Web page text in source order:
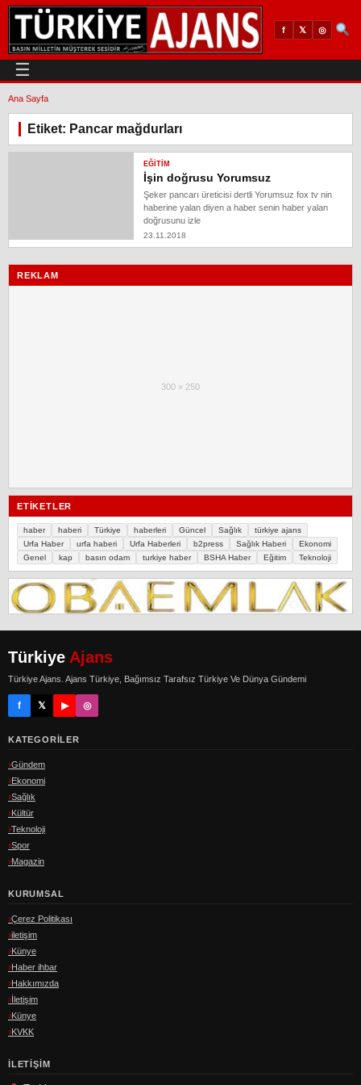
f 𝕏 ◎
☰
Ana Sayfa
Etiket: Pancar mağdurları
EĞITIM
İşin doğrusu Yorumsuz
Şeker pancarı üreticisi dertli Yorumsuz fox tv nin
haberine yalan diyen a haber senin haber yalan
doğrusunu izle
23.11.2018
REKLAM
300 × 250
ETIKETLER
haber haberi Türkiye haberleri Güncel Sağlık
türkiye ajans
Urfa Haber
urfa haberi Urfa Haberleri b2press Sağlık Haberi
Ekonomi
Genel
kap basın odam turkiye haber BSHA Haber Eğitim Teknoloji
Türkiye Ajans
Türkiye Ajans. Ajans Türkiye, Bağımsız Tarafsız Türkiye Ve Dünya Gündemi
f 𝕏 ▶ ◎
KATEGORILER
Gündem
Ekonomi
Sağlık
Kültür
Teknoloji
Spor
Magazin
KURUMSAL
Çerez Politikası
iletişim
Künye
Haber ihbar
Hakkımızda
İletişim
Künye
KVKK
İLETIŞIM